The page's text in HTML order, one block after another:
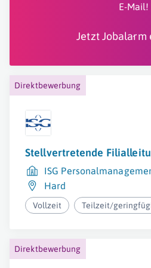
E-Mail!
Jetzt Jobalarm
Direktbewerbung
Stellvertretende
ISG
Hard
Vollzeit Teilzeit/
Direktbewerbung